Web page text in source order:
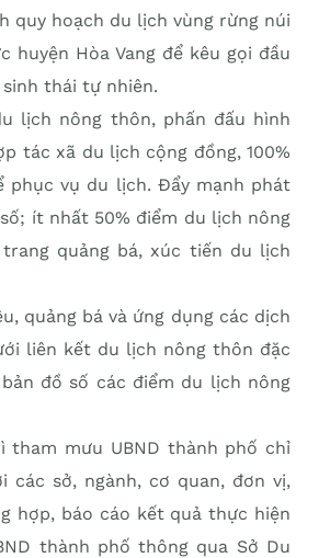
quy hoạch du lịch vùng rừng núi
Hòa Vang để kêu gọi đầu
thái tự nhiên.
lịch nông thôn, phấn đấu hình
tác xã du lịch cộng đồng, 100%
phục vụ du lịch. Đẩy mạnh phát
ít nhất 50% điểm du lịch nông
quảng bá, xúc tiến du lịch
quảng bá và ứng dụng các dịch
liên kết du lịch nông thôn đặc
đồ số các điểm du lịch nông
tham mưu UBND thành phố chỉ
các sở, ngành, cơ quan, đơn vị,
hợp, báo cáo kết quả thực hiện
thành phố thông qua Sở Du